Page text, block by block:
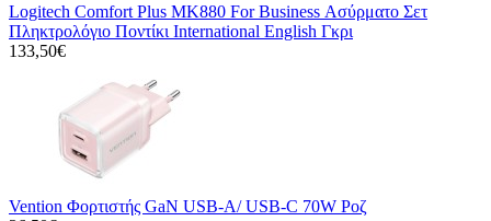
Logitech Comfort Plus MK880 For Business Ασύρματο Σετ
Πληκτρολόγιο Ποντίκι International English Γκρι
133,50€
Vention Φορτιστής GaN USB-A/ USB-C 70W Ροζ